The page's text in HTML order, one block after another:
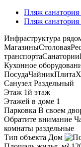
Пляж
Пляж
Инфраструктура
МагазиныСтоловая
транспортаСанатории
Кухонное
ПосудаЧайникПлита
Санузел Раздельный
Этаж 1й этаж
Этажей в доме 1
Парковка В своем
Обратите внимание
комнаты раздельные
Тип объекта Дом